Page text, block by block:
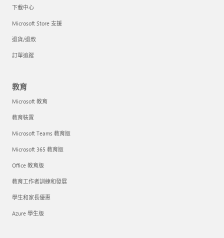
下載中心
Microsoft Store 支援
退貨/退款
訂單追蹤
教育
Microsoft 教育
教育裝置
Microsoft Teams 教育版
Microsoft 365 教育版
Office 教育版
教育工作者訓練和發展
學生和家長優惠
Azure 學生版